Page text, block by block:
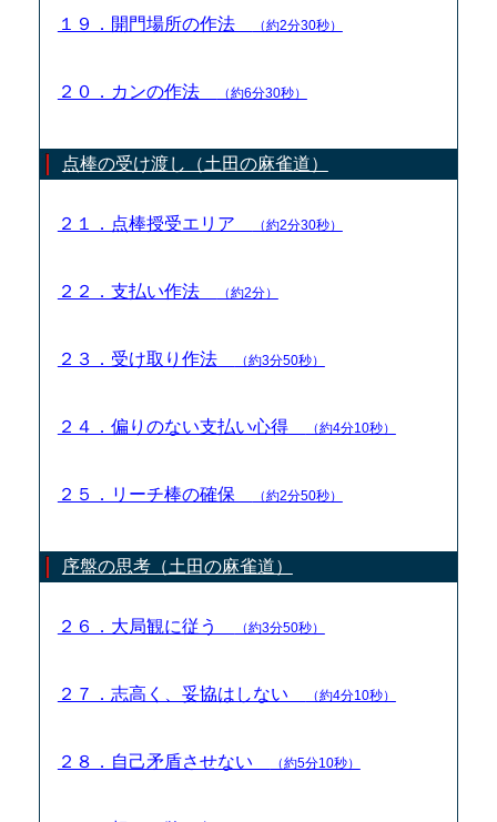
１９．開門場所の作法 （約2分30秒）
２０．カンの作法 （約6分30秒）
点棒の受け渡し（土田の麻雀道）
２１．点棒授受エリア （約2分30秒）
２２．支払い作法 （約2分）
２３．受け取り作法 （約3分50秒）
２４．偏りのない支払い心得 （約4分10秒）
２５．リーチ棒の確保 （約2分50秒）
序盤の思考（土田の麻雀道）
２６．大局観に従う （約3分50秒）
２７．志高く、妥協はしない （約4分10秒）
２８．自己矛盾させない （約5分10秒）